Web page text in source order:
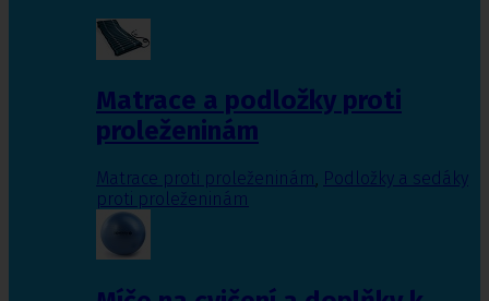
Matrace a podložky proti
proleženinám
Matrace proti proleženinám, Podložky a sedáky
proti proleženinám